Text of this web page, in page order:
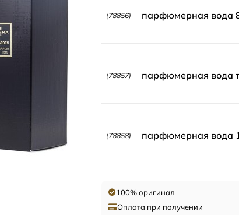
(78856) парфюмерная вода
(78857) парфюмерная вода
(78858) парфюмерная вода
100% оригинал
Оплата при получении